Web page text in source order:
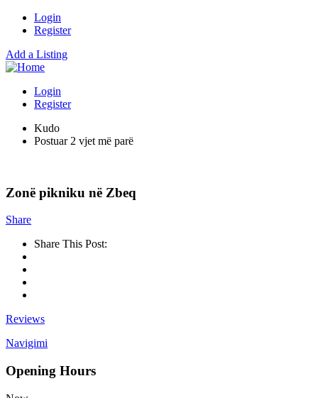
Login
Register
Add a Listing
Login
Register
Kudo
Postuar 2 vjet më parë
Zonë pikniku në Zbeq
Share
Share This Post:
Reviews
Navigimi
Opening Hours